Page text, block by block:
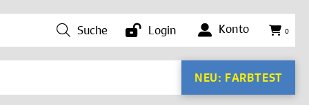
Suche Login Konto 0
NEU: FARBTEST